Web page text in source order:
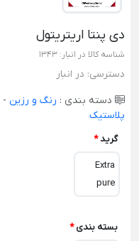
دی پنتا اریتریتول
شناسه کالا در انبار: 1343
دسترسی: در انبار
دسته بندی : رنگ و رزین -
پلاستیک
گرید*
Extra
pure
بسته بندی *